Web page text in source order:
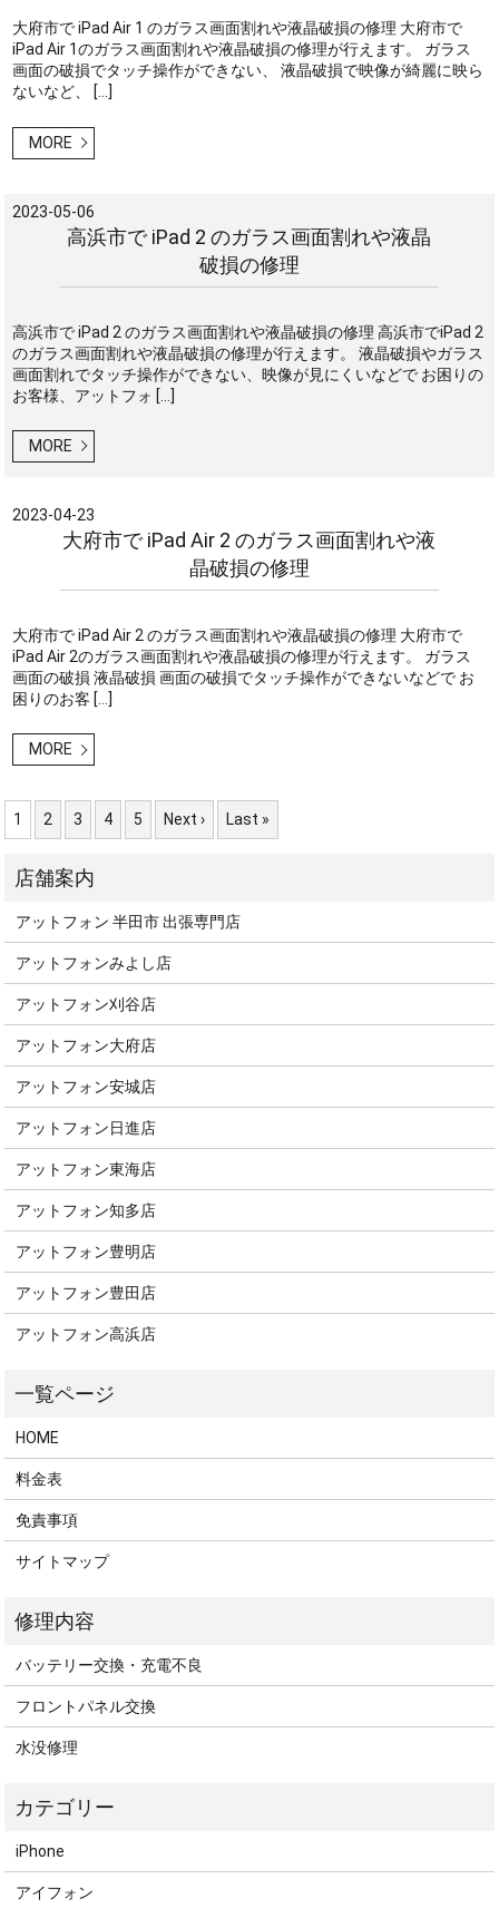
大府市で iPad Air 1 のガラス画面割れや液晶破損の修理 大府市で
iPad Air 1のガラス画面割れや液晶破損の修理が行えます。 ガラス
画面の破損でタッチ操作ができない、 液晶破損で映像が綺麗に映ら
ないなど、 […]
MORE
2023-05-06
高浜市で iPad 2 のガラス画面割れや液晶
破損の修理
高浜市で iPad 2 のガラス画面割れや液晶破損の修理 高浜市でiPad 2
のガラス画面割れや液晶破損の修理が行えます。 液晶破損やガラス
画面割れでタッチ操作ができない、映像が見にくいなどで お困りの
お客様、アットフォ […]
MORE
2023-04-23
大府市で iPad Air 2 のガラス画面割れや液
晶破損の修理
大府市で iPad Air 2 のガラス画面割れや液晶破損の修理 大府市で
iPad Air 2のガラス画面割れや液晶破損の修理が行えます。 ガラス
画面の破損 液晶破損 画面の破損でタッチ操作ができないなどで お
困りのお客 […]
MORE
1 2 3 4 5 Next › Last »
アットフォン 半田市 出張専門店
アットフォンみよし店
アットフォン刈谷店
アットフォン大府店
アットフォン安城店
アットフォン日進店
アットフォン東海店
アットフォン知多店
アットフォン豊明店
アットフォン豊田店
アットフォン高浜店
HOME
料金表
免責事項
サイトマップ
バッテリー交換・充電不良
フロントパネル交換
水没修理
iPhone
アイフォン